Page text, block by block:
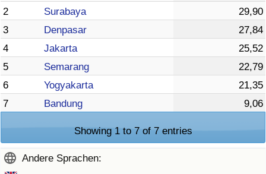
2
Surabaya
29,90
3
Denpasar
27,84
4
Jakarta
25,52
5
Semarang
22,79
6
Yogyakarta
21,35
7
Bandung 9,06
Showing 1 to 7 of 7 entries
Andere Sprachen: